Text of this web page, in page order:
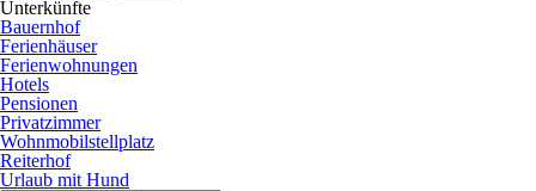
Unterkünfte
Bauernhof
Ferienhäuser
Ferienwohnungen
Hotels
Pensionen
Privatzimmer
Wohnmobilstellplatz
Reiterhof
Urlaub mit Hund